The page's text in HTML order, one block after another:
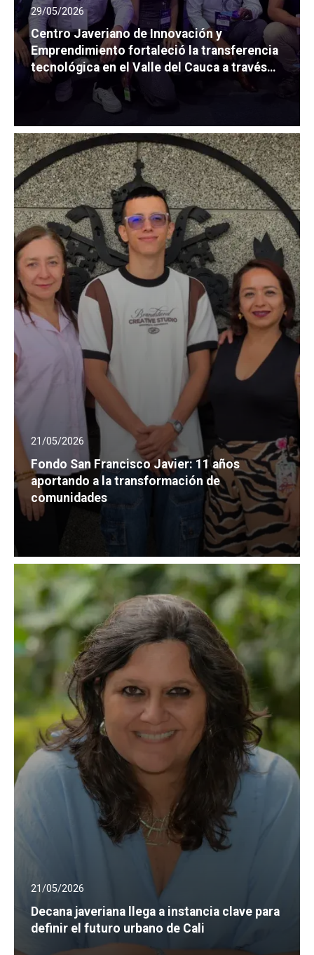
29/05/2026
Centro Javeriano de Innovación y
Emprendimiento fortaleció la transferencia
tecnológica en el Valle del Cauca a través
de Fusióni3 Valle
21/05/2026
Fondo San Francisco Javier: 11 años
aportando a la transformación de
comunidades
21/05/2026
Decana javeriana llega a instancia clave para
definir el futuro urbano de Cali